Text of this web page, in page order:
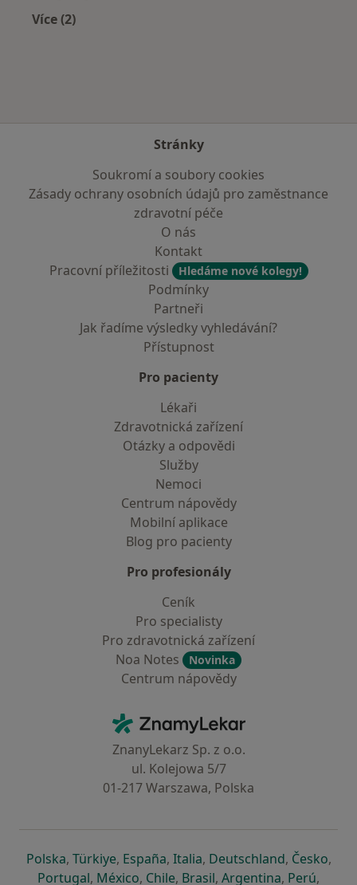
Více (2)
Stránky
Soukromí a soubory cookies
Zásady ochrany osobních údajů pro zaměstnance
zdravotní péče
O nás
Kontakt
Pracovní příležitosti
Hledáme nové kolegy!
Podmínky
Partneři
Jak řadíme výsledky vyhledávání?
Přístupnost
Pro pacienty
Lékaři
Zdravotnická zařízení
Otázky a odpovědi
Služby
Nemoci
Centrum nápovědy
Mobilní aplikace
Blog pro pacienty
Pro profesionály
Ceník
Pro specialisty
Pro zdravotnická zařízení
Noa Notes
Novinka
Centrum nápovědy
ZnamyLekar - Hlavní stránka
ZnanyLekarz Sp. z o.o.
ul. Kolejowa 5/7
01-217 Warszawa, Polska
Polskase otevře v nové záložce
, Türkiyese otevře v nové záložce
, Españase otevře v nové záložce
, Italiase otevře v nové záložce
, Deutschlandse otevře v
, Českose
,
Portugalse otevře v nové záložce
, Méxicose otevře v nové záložce
, Chilese otevře v nové záložce
, Brasilse otevře v nové
, Argentinase otevře v
, Perúse
,